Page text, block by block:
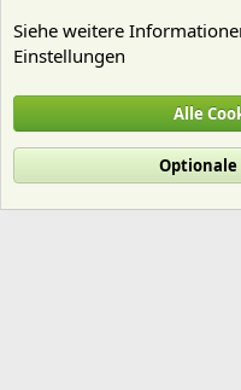
Cookies
Deutsch (Du)
Nutzungsbedingungen
R
Siehe weitere
Einstellungen
Alle
Optionale